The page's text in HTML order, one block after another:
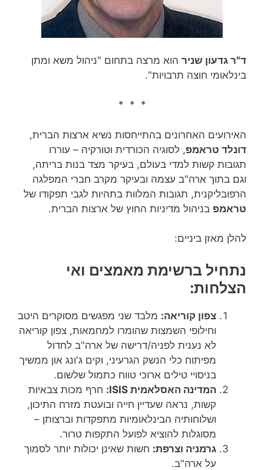
ד"ר גדעון שניר הוא מרצה בתחום "ניהול משא ומתן
בינלאומי חוצה תרבויות".
* * *
האירועים האחרונים בהתייחסות נשיא ארצות הברית,
דונלד טראמפ, לסוגיה הכורדית וטורקיה – עוררו
תגובות קשות למדי בעולם, בעיקר מצד בנות בריתה,
וגם בתוך ארה"ב עצמה ובעיקר מקרב חברי המפלגה
הרפובליקנית, תגובות המלוות בתהיות לגבי תפקודו של
טראמפ בניהול מדיניות החוץ של ארצות הברית.
להלן מאזן ביניים:
נתחיל ברשימת מאמצים ואי
הצלחות:
צפון קוריאה: מלבד שני מפגשים מסוקרים היטב
וחילופי השמצות שהומרו למחמאות, צפון קוריאה
לא נענית לפניה/דרישה של ארה"ב לחדול
מפיתוח כלי הנשק הגרעיני, וקים ג'ונג און ממשיך
בניסויי טילים ארוכי טווח כתמול שלשום.
המדינה האסלאמית ISIS:
חרף מכות צבאיות
קשות, נראה שעדיין חייה ובועטת מזרח התיכון,
ושלוחותיה הבינלאומיות מתפקדות וברצותן –
מסוגלות להוציא לפועל התקפות טרור.
גרמניה וצרפת: חשות שאינן יכולות יותר לסמוך
על ארה"ב.